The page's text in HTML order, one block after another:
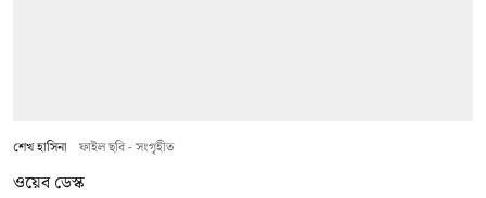
শেখ হাসিনা ফাইল ছবি - সংগৃহীত
ওয়েব ডেস্ক